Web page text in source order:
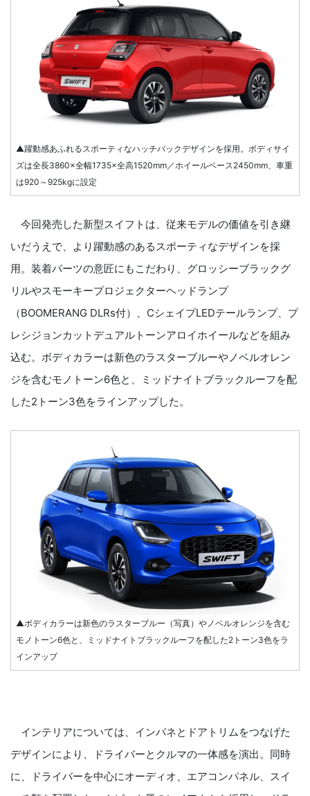
▲躍動感あふれるスポーティなハッチバックデザインを採用。ボディサイ
ズは全長3860×全幅1735×全高1520mm／ホイールベース2450mm、車重
は920～925kgに設定
今回発売した新型スイフトは、従来モデルの価値を引き継
いだうえで、より躍動感のあるスポーティなデザインを採
用。装着パーツの意匠にもこだわり、グロッシーブラックグ
リルやスモーキープロジェクターヘッドランプ
（BOOMERANG DLRs付）、CシェイプLEDテールランプ、プ
レシジョンカットデュアルトーンアロイホイールなどを組み
込む。ボディカラーは新色のラスターブルーやノベルオレン
ジを含むモノトーン6色と、ミッドナイトブラックルーフを配
した2トーン3色をラインアップした。
▲ボディカラーは新色のラスターブルー（写真）やノベルオレンジを含む
モノトーン6色と、ミッドナイトブラックルーフを配した2トーン3色をラ
インアップ
インテリアについては、インパネとドアトリムをつなげた
デザインにより、ドライバーとクルマの一体感を演出。同時
に、ドライバーを中心にオーディオ、エアコンパネル、スイ